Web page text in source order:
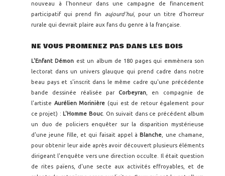
nouveau à l'honneur dans une campagne de financement
participatif qui prend fin
aujourd'hui, pour un titre d'horreur
rurale qui devrait plaire aux fans du genre à la française.
NE VOUS PROMENEZ PAS DANS LES BOIS
L'Enfant Démon est un album de 180 pages qui emmènera son
lectorat dans un univers glauque qui prend cadre dans notre
beau pays et s'inscrit dans le même cadre qu'une précédente
bande dessinée réalisée par Corbeyran , en compagnie de
l'artiste Aurélien Morinière (qui est de retour également pour
ce projet) : L'Homme Bouc. On suivait dans ce précédent album
un duo de policiers enquêter sur la disparition mystérieuse
d'une jeune fille, et qui faisait appel à Blanche , une chamane,
pour obtenir leur aide après avoir découvert plusieurs éléments
dirigeant l'enquête vers une direction occulte. Il était question
de rites païens, d'une secte aux activités effroyables, et de